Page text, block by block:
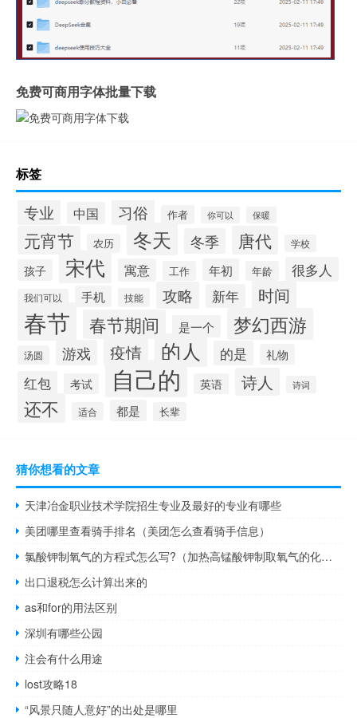
免费可商用字体批量下载
标签
专业 中国 习俗 作者 你可以 保暖
元宵节 农历 冬天 冬季 唐代 学校
孩子 宋代 寓意 工作 年初 年龄 很多人
我们可以 手机 技能 攻略 新年 时间
春节 春节期间 是一个 梦幻西游
汤圆 游戏 疫情 的人 的是 礼物
红包 考试 自己的 英语 诗人 诗词
还不 适合 都是 长辈
猜你想看的文章
天津冶金职业技术学院招生专业及最好的专业有哪些
美团哪里查看骑手排名（美团怎么查看骑手信息）
氯酸钾制氧气的方程式怎么写?（加热高锰酸钾制取氧气的化学方程式）
出口退税怎么计算出来的
as和for的用法区别
深圳有哪些公园
注会有什么用途
lost攻略18
“风景只随人意好”的出处是哪里